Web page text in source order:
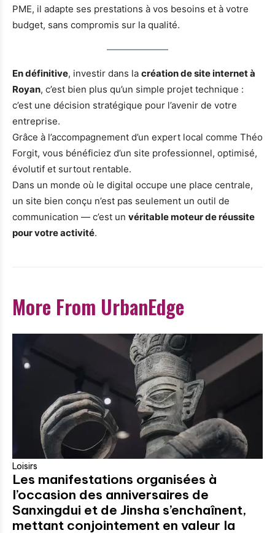
PME, il adapte ses prestations à vos besoins et à votre
budget, sans compromis sur la qualité.
En définitive, investir dans la création de site internet à
Royan, c’est bien plus qu’un simple projet technique :
c’est une décision stratégique pour l’avenir de votre
entreprise.
Grâce à l’accompagnement d’un expert local comme Théo
Forgit, vous bénéficiez d’un site professionnel, optimisé,
évolutif et surtout rentable.
Dans un monde où le digital occupe une place centrale,
un site bien conçu n’est pas seulement un outil de
communication — c’est un véritable moteur de réussite
pour votre activité.
More From UrbanEdge
Loisirs
Les manifestations organisées à
l’occasion des anniversaires de
Sanxingdui et de Jinsha s’enchaînent,
mettant conjointement en valeur la